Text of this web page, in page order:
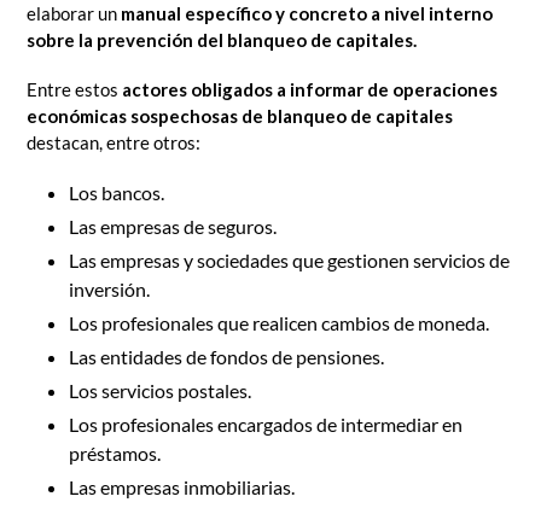
elaborar un manual específico y concreto a nivel interno
sobre la prevención del blanqueo de capitales.
Entre estos actores obligados a informar de operaciones
económicas sospechosas de blanqueo de capitales
destacan, entre otros:
Los bancos.
Las empresas de seguros.
Las empresas y sociedades que gestionen servicios de
inversión.
Los profesionales que realicen cambios de moneda.
Las entidades de fondos de pensiones.
Los servicios postales.
Los profesionales encargados de intermediar en
préstamos.
Las empresas inmobiliarias.